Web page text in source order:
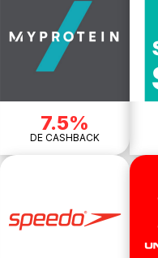
7.5%
DE CASHBACK